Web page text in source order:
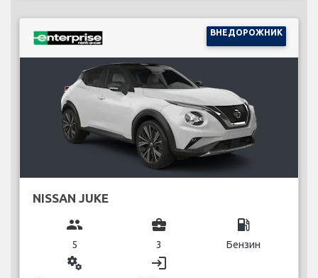
ВНЕДОРОЖНИК
NISSAN JUKE
group
5
business_center
3
local_gas_station
Бензин
miscellaneous_services login